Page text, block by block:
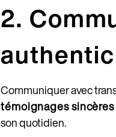
2.
Communiquer avec
témoignages
son quotidien.